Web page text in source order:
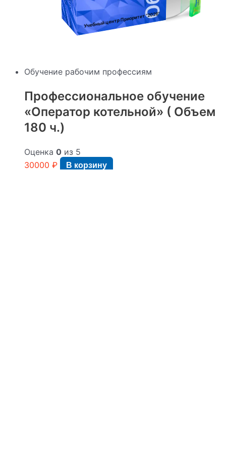
Учебный центр Приоритет"2026"
Обучение рабочим профессиям
Профессиональное обучение
«Оператор котельной» ( Объем
180 ч.)
Оценка 0 из 5
30000 ₽ В корзину